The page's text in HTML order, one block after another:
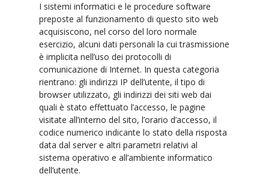
I sistemi informatici e le procedure software
preposte al funzionamento di questo sito web
acquisiscono, nel corso del loro normale
esercizio, alcuni dati personali la cui trasmissione
è implicita nell’uso dei protocolli di
comunicazione di Internet. In questa categoria
rientrano: gli indirizzi IP dell’utente, il tipo di
browser utilizzato, gli indirizzi dei siti web dai
quali è stato effettuato l’accesso, le pagine
visitate all’interno del sito, l’orario d’accesso, il
codice numerico indicante lo stato della risposta
data dal server e altri parametri relativi al
sistema operativo e all’ambiente informatico
dell’utente.